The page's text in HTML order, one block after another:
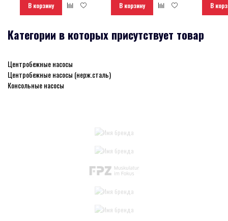
В корзину В корзину В
Категории в которых присутствует товар
Центробежные насосы
Центробежные насосы (нерж.сталь)
Консольные насосы